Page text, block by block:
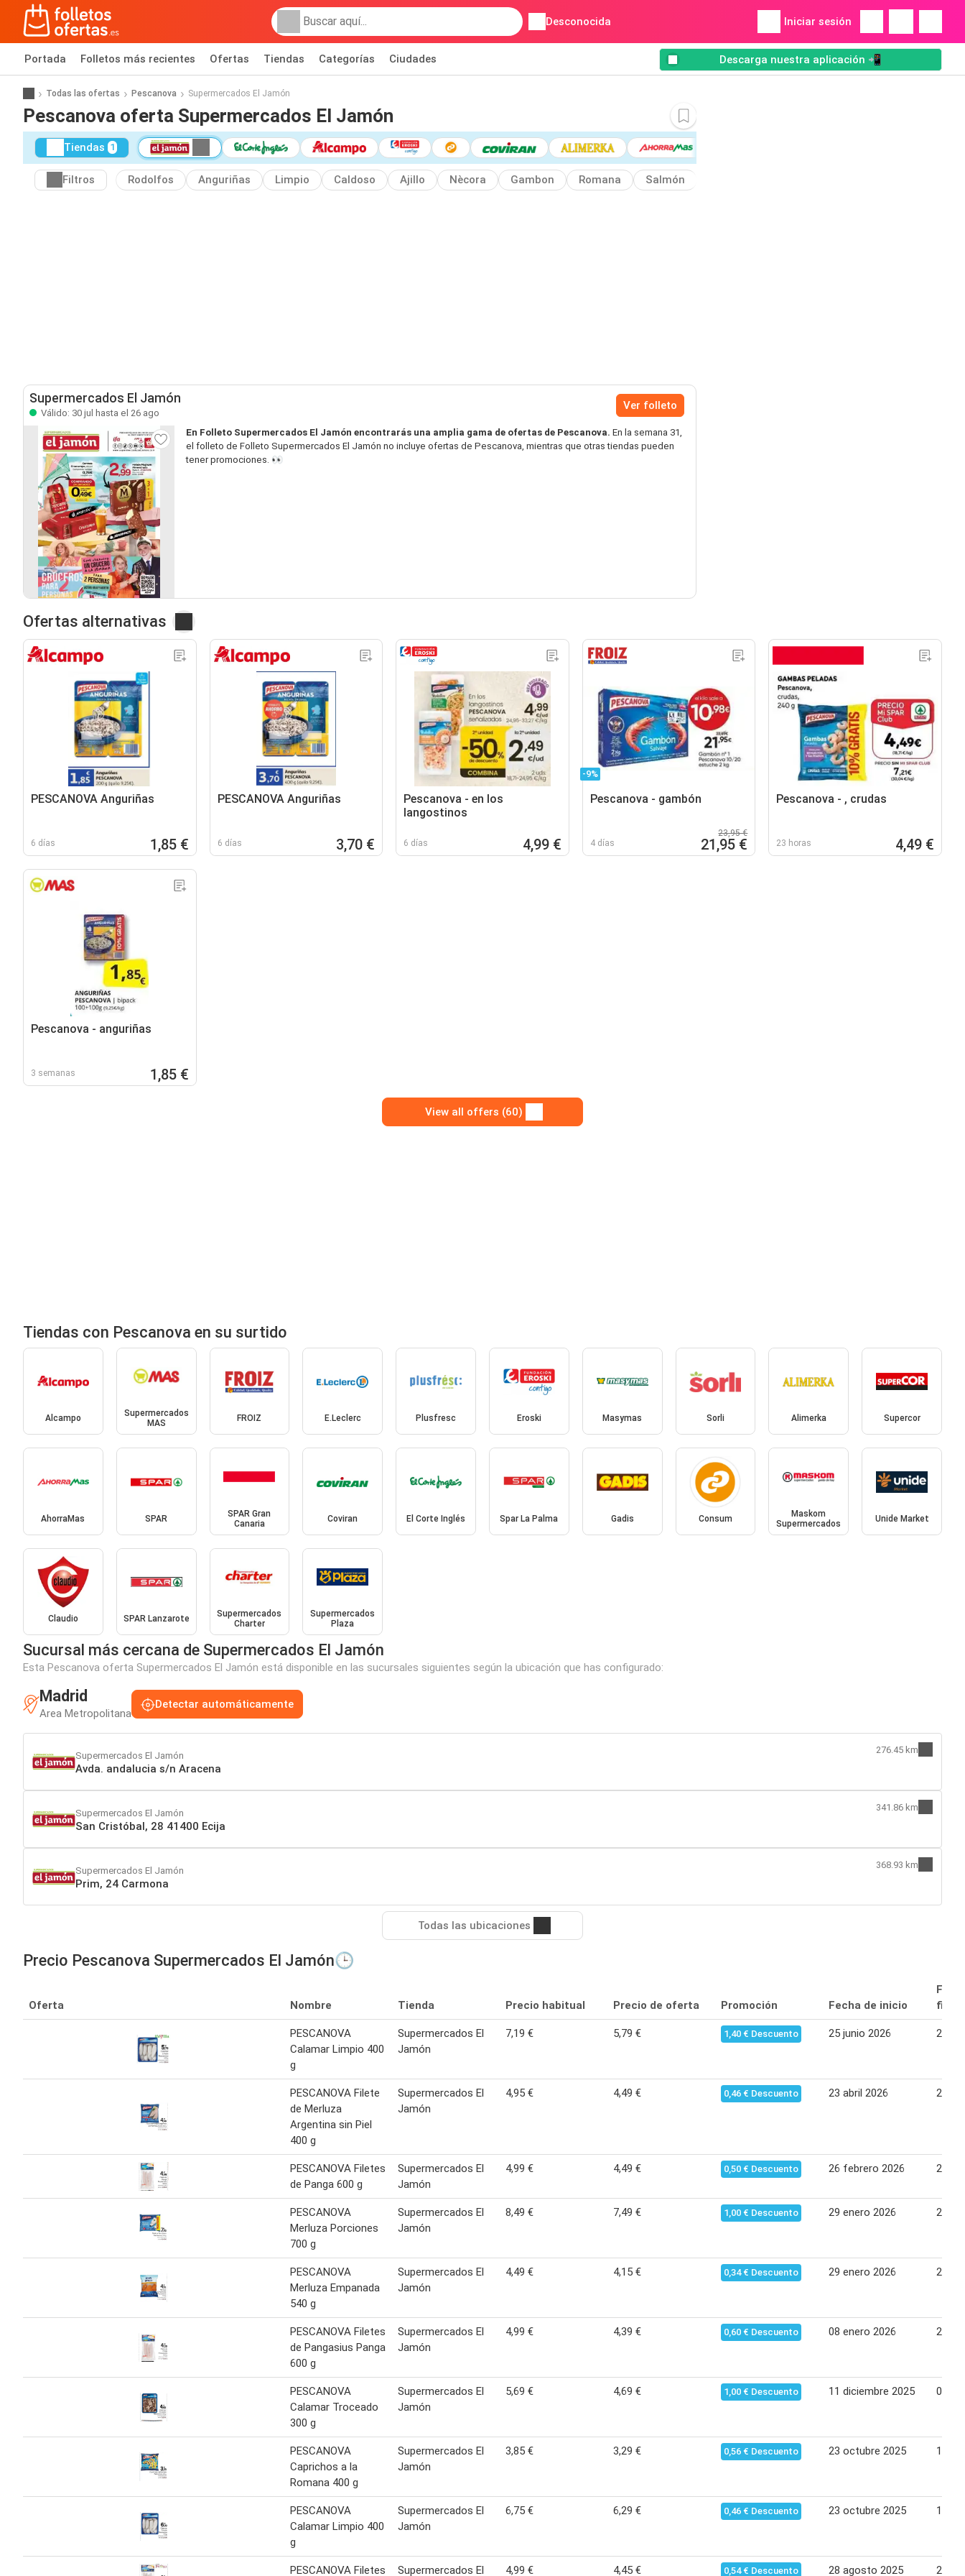
Desconocida Iniciar sesión
Portada Folletos más recientes Ofertas Tiendas Categorías Ciudades Descarga nuestra aplicación 📲
Todas las ofertas Pescanova Supermercados El Jamón
Pescanova oferta Supermercados El Jamón
Tiendas 1
Filtros Rodolfos Anguriñas Limpio Caldoso Ajillo Nècora Gambon Romana Salmón
Supermercados El Jamón
Válido: 30 jul hasta el 26 ago
Ver folleto
En Folleto Supermercados El Jamón encontrarás una amplia gama de ofertas de Pescanova. En la semana 31,
el folleto de Folleto Supermercados El Jamón no incluye ofertas de Pescanova, mientras que otras tiendas pueden
tener promociones. 👀
Ofertas alternativas
PESCANOVA Anguriñas
6 días 1,85 €
PESCANOVA Anguriñas
6 días 3,70 €
Pescanova - en los
langostinos
6 días 4,99 €
-9%
Pescanova - gambón
4 días
23,95 €
21,95 €
Pescanova - , crudas
23 horas 4,49 €
Pescanova - anguriñas
3 semanas 1,85 €
View all offers (60)
Tiendas con Pescanova en su surtido
Alcampo
Supermercados
MAS
FROIZ E.Leclerc Plusfresc Eroski Masymas Sorli Alimerka Supercor
AhorraMas SPAR
SPAR Gran
Canaria
Coviran El Corte Inglés Spar La Palma Gadis Consum
Maskom
Supermercados
Unide Market
Claudio SPAR Lanzarote
Supermercados
Charter
Supermercados
Plaza
Sucursal más cercana de Supermercados El Jamón
Esta Pescanova oferta Supermercados El Jamón está disponible en las sucursales siguientes según la ubicación que has configurado:
Madrid
Area Metropolitana
Detectar automáticamente
Supermercados El Jamón
Avda. andalucia s/n Aracena
276.45 km
Supermercados El Jamón
San Cristóbal, 28 41400 Ecija
341.86 km
Supermercados El Jamón
Prim, 24 Carmona
368.93 km
Todas las ubicaciones
Precio Pescanova Supermercados El Jamón🕒
Oferta Nombre Tienda Precio habitual Precio de oferta Promoción Fecha de inicio
PESCANOVA
Calamar Limpio 400
g
Supermercados El
Jamón
7,19 € 5,79 € 1,40 € Descuento 25 junio 2026 29
PESCANOVA Filete
de Merluza
Argentina sin Piel
400 g
Supermercados El
Jamón
4,95 € 4,49 € 0,46 € Descuento 23 abril 2026 27
PESCANOVA Filetes
de Panga 600 g
Supermercados El
Jamón
4,99 € 4,49 € 0,50 € Descuento 26 febrero 2026 25
PESCANOVA
Merluza Porciones
700 g
Supermercados El
Jamón
8,49 € 7,49 € 1,00 € Descuento 29 enero 2026 25
PESCANOVA
Merluza Empanada
540 g
Supermercados El
Jamón
4,49 € 4,15 € 0,34 € Descuento 29 enero 2026 25
PESCANOVA Filetes
de Pangasius Panga
600 g
Supermercados El
Jamón
4,99 € 4,39 € 0,60 € Descuento 08 enero 2026 28
PESCANOVA
Calamar Troceado
300 g
Supermercados El
Jamón
5,69 € 4,69 € 1,00 € Descuento 11 diciembre 2025 07
PESCANOVA
Caprichos a la
Romana 400 g
Supermercados El
Jamón
3,85 € 3,29 € 0,56 € Descuento 23 octubre 2025 12
PESCANOVA
Calamar Limpio 400
g
Supermercados El
Jamón
6,75 € 6,29 € 0,46 € Descuento 23 octubre 2025 12
PESCANOVA Filetes Supermercados El 4,99 € 4,45 € 0,54 € Descuento 28 agosto 2025 24